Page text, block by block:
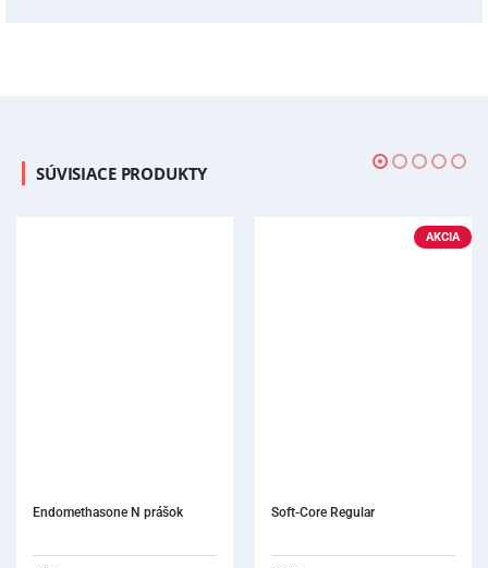
SÚVISIACE PRODUKTY
AKCIA
Soft-Core Regular